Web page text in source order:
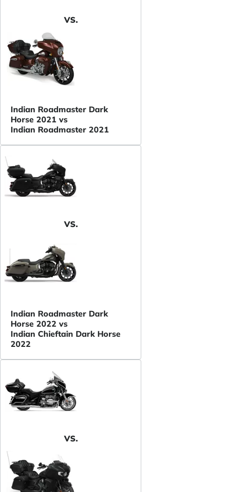
VS.
Indian Roadmaster Dark
Horse 2021 vs
Indian Roadmaster 2021
VS.
Indian Roadmaster Dark
Horse 2022 vs
Indian Chieftain Dark Horse
2022
VS.